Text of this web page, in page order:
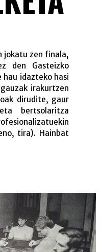
jokatu zen finala,
den Gasteizko
hau idazteko hasi
irakurtzen
dirudite, gaur
bertsolaritza
tira). Hainbat